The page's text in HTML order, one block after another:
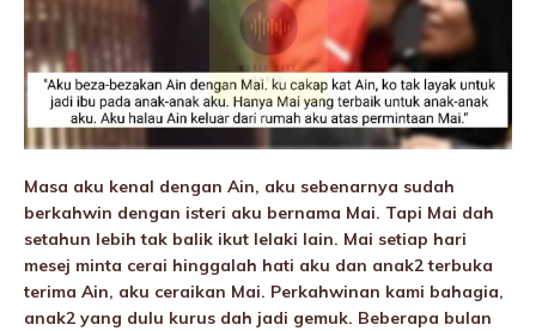
Masa aku kenal dengan Ain, aku sebenarnya sudah
berkahwin dengan isteri aku bernama Mai. Tapi Mai dah
setahun lebih tak balik ikut lelaki lain. Mai setiap hari
mesej minta cerai hinggalah hati aku dan anak2 terbuka
terima Ain, aku ceraikan Mai. Perkahwinan kami bahagia,
anak2 yang dulu kurus dah jadi gemuk. Beberapa bulan